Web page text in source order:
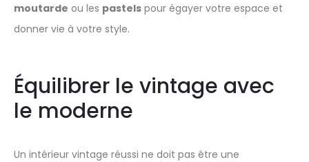
moutarde ou les pastels pour égayer votre espace et
donner vie à votre style.
Équilibrer le vintage avec
le moderne
Un intérieur vintage réussi ne doit pas être une